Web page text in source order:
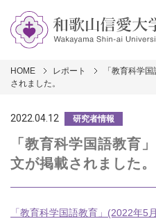
HOME レポート
「教育科学
されました。
2022.04.12 研究者情報
「教育科学国語教育
文が掲載されました。
「教育科学国語教育」(2022年5